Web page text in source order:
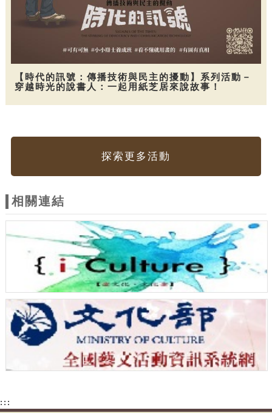
【時代的訊號：傳播技術與民主的擾動】系列活動－
穿越時光的說書人：一起用紙芝居來說故事！
探索更多活動
相關連結
:::